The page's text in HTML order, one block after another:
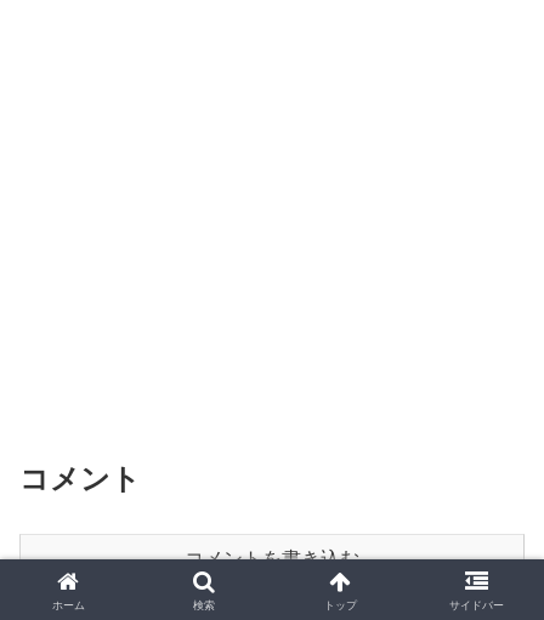
コメント
コメントを書き込む
ホーム 検索 トップ サイドバー